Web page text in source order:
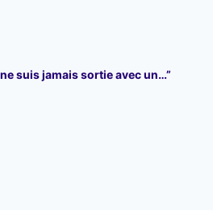
suis jamais sortie avec un…”